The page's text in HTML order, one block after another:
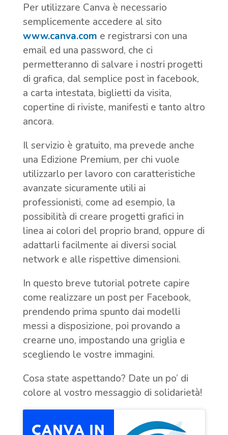
Per utilizzare Canva è necessario
semplicemente accedere al sito
www.canva.com e registrarsi con una
email ed una password, che ci
permetteranno di salvare i nostri progetti
di grafica, dal semplice post in facebook,
a carta intestata, biglietti da visita,
copertine di riviste, manifesti e tanto altro
ancora.
Il servizio è gratuito, ma prevede anche
una Edizione Premium, per chi vuole
utilizzarlo per lavoro con caratteristiche
avanzate sicuramente utili ai
professionisti, come ad esempio, la
possibilità di creare progetti grafici in
linea ai colori del proprio brand, oppure di
adattarli facilmente ai diversi social
network e alle rispettive dimensioni.
In questo breve tutorial potrete capire
come realizzare un post per Facebook,
prendendo prima spunto dai modelli
messi a disposizione, poi provando a
crearne uno, impostando una griglia e
scegliendo le vostre immagini.
Cosa state aspettando? Date un po’ di
colore al vostro messaggio di solidarietà!